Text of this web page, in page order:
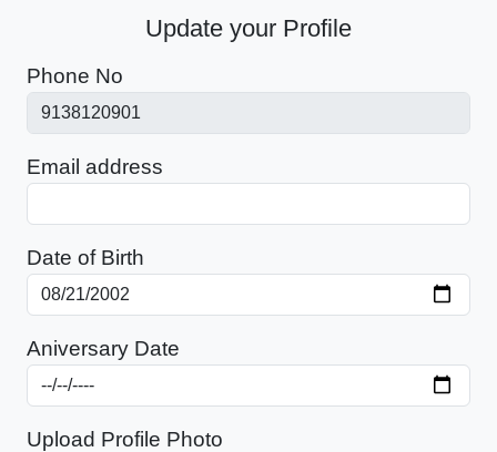
Update your Profile
Phone No
Email address
Date of Birth
Aniversary Date
Upload Profile Photo